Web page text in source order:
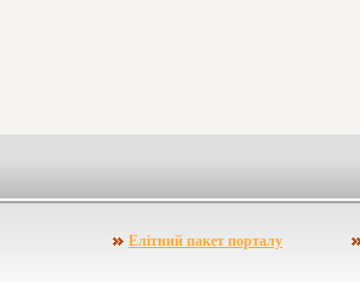
Елітний пакет порталу